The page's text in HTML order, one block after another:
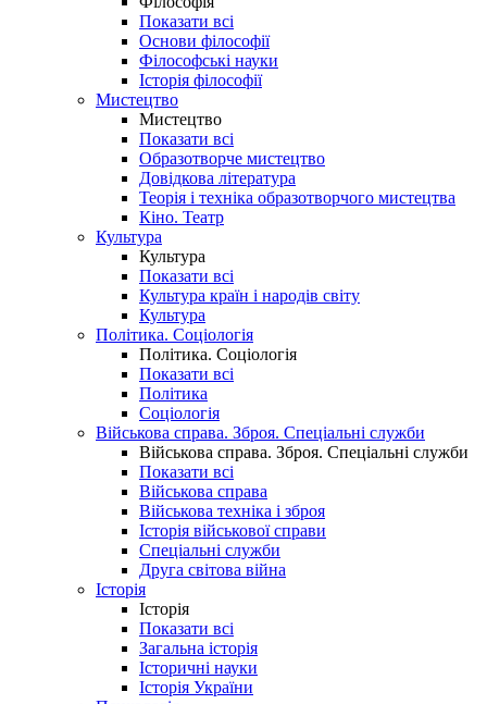
Показати всі
Основи філософії
Філософські науки
Історія філософії
Мистецтво
Мистецтво
Показати всі
Образотворче мистецтво
Довідкова література
Теорія і техніка образотворчого мистецтва
Кіно. Театр
Культура
Культура
Показати всі
Культура країн і народів світу
Культура
Політика. Соціологія
Політика. Соціологія
Показати всі
Політика
Соціологія
Військова справа. Зброя. Спеціальні служби
Військова справа. Зброя. Спеціальні служби
Показати всі
Військова справа
Військова техніка і зброя
Історія військової справи
Спеціальні служби
Друга світова війна
Історія
Історія
Показати всі
Загальна історія
Історичні науки
Історія України